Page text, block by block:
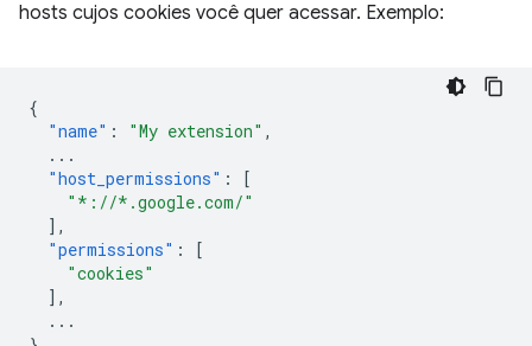
hosts cujos cookies você quer acessar. Exemplo:
{
"name" : "My extension" ,
...
"host_permissions" :
[
"*://*.google.com/"
],
"permissions" :
[
"cookies"
],
...